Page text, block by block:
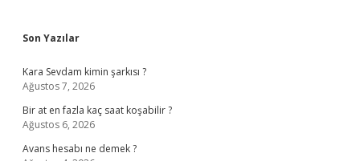
Sidebar
Son Yazılar
Kara Sevdam kimin şarkısı ?
Ağustos 7, 2026
Bir at en fazla kaç saat koşabilir ?
Ağustos 6, 2026
Avans hesabı ne demek ?